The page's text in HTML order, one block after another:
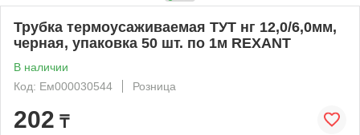
Трубка термоусаживаемая ТУТ нг 12,0/6,0мм,
черная, упаковка 50 шт. по 1м REXANT
В наличии
Код: Ем000030544
Розница
202 ₸